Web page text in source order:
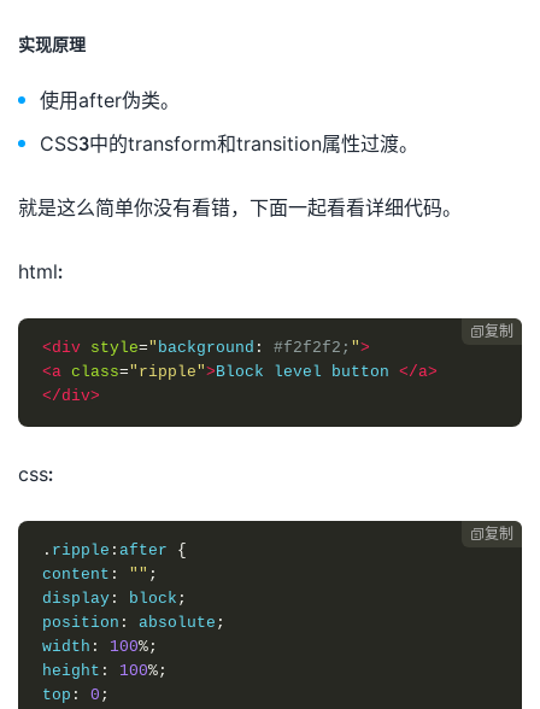
实现原理
使用after伪类。
CSS3中的transform和transition属性过渡。
就是这么简单你没有看错，下面一起看看详细代码。
html:
复制
<div style=" background : #f2f2f2; ">
<a class="ripple">Block level button </a>
</div>
css:
复制
. ripple : after {
content : "" ;
display : block ;
position : absolute ;
width : 100%;
height : 100%;
top : 0 ;